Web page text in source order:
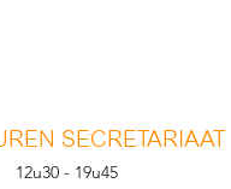
SECRETARIAAT
12u30 - 19u45